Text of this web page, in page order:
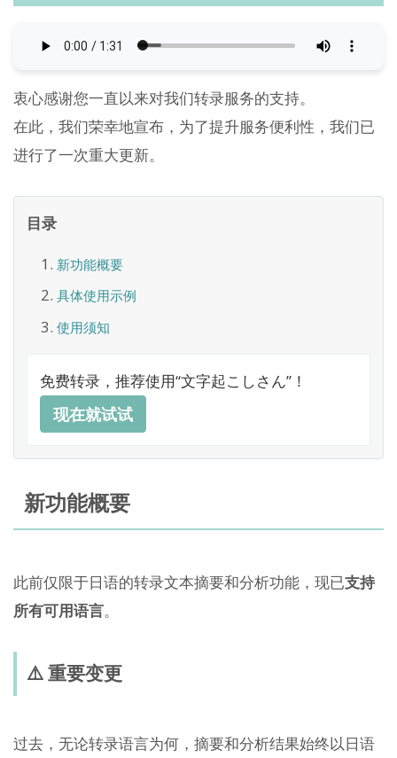
衷心感谢您一直以来对我们转录服务的支持。
在此，我们荣幸地宣布，为了提升服务便利性，我们已
进行了一次重大更新。
目录
新功能概要
具体使用示例
使用须知
免费转录，推荐使用“文字起こしさん”！
现在就试试
新功能概要
此前仅限于日语的转录文本摘要和分析功能，现已支持
所有可用语言。
⚠️ 重要变更
过去，无论转录语言为何，摘要和分析结果始终以日语